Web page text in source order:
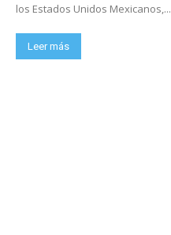
los Estados Unidos Mexicanos,...
Leer más